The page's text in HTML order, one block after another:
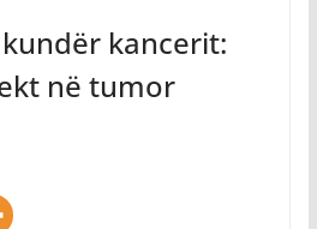
kancerit:
në tumor